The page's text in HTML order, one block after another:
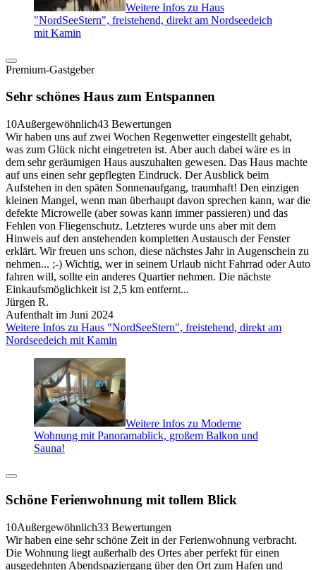
Weitere Infos zu Haus
"NordSeeStern", freistehend, direkt am Nordseedeich
mit Kamin
Premium-Gastgeber
Sehr schönes Haus zum Entspannen
10Außergewöhnlich43 Bewertungen
Wir haben uns auf zwei Wochen Regenwetter eingestellt gehabt,
was zum Glück nicht eingetreten ist. Aber auch dabei wäre es in
dem sehr geräumigen Haus auszuhalten gewesen. Das Haus machte
auf uns einen sehr gepflegten Eindruck. Der Ausblick beim
Aufstehen in den späten Sonnenaufgang, traumhaft! Den einzigen
kleinen Mangel, wenn man überhaupt davon sprechen kann, war die
defekte Microwelle (aber sowas kann immer passieren) und das
Fehlen von Fliegenschutz. Letzteres wurde uns aber mit dem
Hinweis auf den anstehenden kompletten Austausch der Fenster
erklärt. Wir freuen uns schon, diese nächstes Jahr in Augenschein zu
nehmen... ;-) Wichtig, wer in seinem Urlaub nicht Fahrrad oder Auto
fahren will, sollte ein anderes Quartier nehmen. Die nächste
Einkaufsmöglichkeit ist 2,5 km entfernt...
Jürgen R.
Aufenthalt im Juni 2024
Weitere Infos zu Haus "NordSeeStern", freistehend, direkt am
Nordseedeich mit Kamin
Weitere Infos zu Moderne
Wohnung mit Panoramablick, großem Balkon und
Sauna!
Schöne Ferienwohnung mit tollem Blick
10Außergewöhnlich33 Bewertungen
Wir haben eine sehr schöne Zeit in der Ferienwohnung verbracht.
Die Wohnung liegt außerhalb des Ortes aber perfekt für einen
ausgedehnten Abendspaziergang über den Ort zum Hafen und